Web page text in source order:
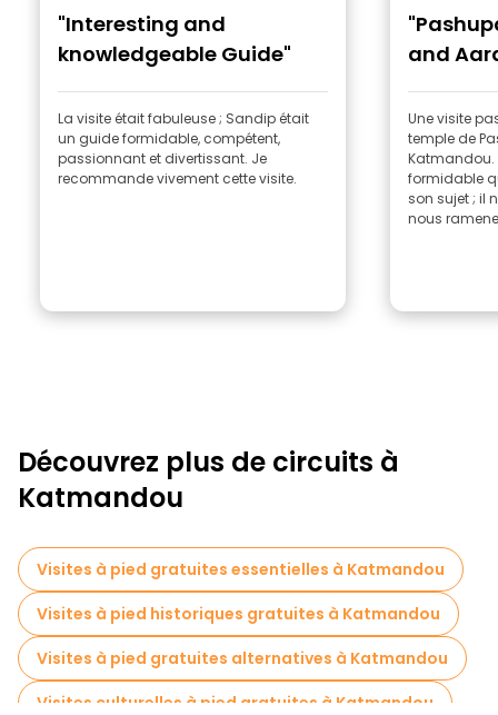
"Interesting and
knowledgeable Guide"
La visite était fabuleuse ; Sandip était
un guide formidable, compétent,
passionnant et divertissant. Je
recommande vivement cette visite.
and
Free
Une visite
temple de
Katmandou.
formidable
son sujet ; il
nous
Découvrez plus de circuits à
Katmandou
Visites à pied gratuites essentielles à Katmandou
Visites à pied historiques gratuites à Katmandou
Visites à pied gratuites alternatives à Katmandou
Visites culturelles à pied gratuites à Katmandou